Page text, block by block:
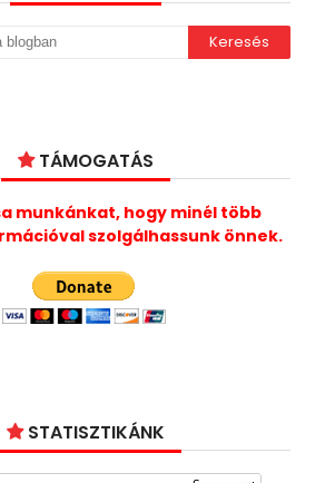
TÁMOGATÁS
munkánkat, hogy minél több
szolgálhassunk önnek.
STATISZTIKÁNK